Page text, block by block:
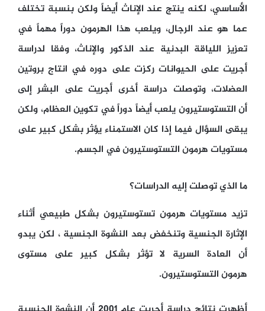
الأساسي، لكنه ينتج عند الإناث أيضاً ولكن بنسبة تختلف
عما هو عند الرجال، ويلعب هذا الهرمون دوراً مهماً في
تعزيز اللياقة البدنية عند الذكور والإناث، وفقا لدراسة
أجريت على الحيوانات ركزت على دوره في انتاج بروتين
العضلات، وتوصلت دراسة أخرى أجريت على البشر إلى
أن التستوستيرون يلعب أيضاً دوراً في تكوين العظام، ولكن
يبقى السؤال فيما إذا كان الاستمناء يؤثر بشكل كبير على
مستويات هرمون التستوستيرون في الجسم.
ما الذي توصلت إليه الدراسات؟
تزيد مستويات هرمون تستوستيرون بشكل طبيعي أثناء
الإثارة الجنسية وتنخفض بعد النشوة الجنسية ، لكن يبدو
أن العادة السرية لا تؤثر بشكل كبير على مستوى
هرمون التستوستيرون.